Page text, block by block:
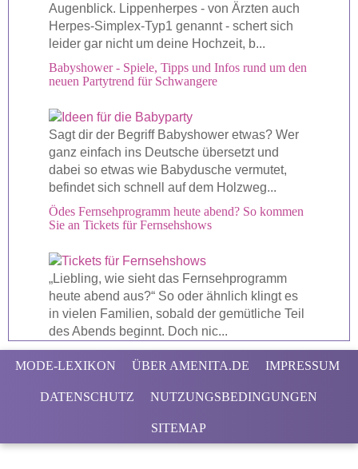
Augenblick. Lippenherpes - von Ärzten auch
Herpes-Simplex-Typ1 genannt - schert sich
leider gar nicht um deine Hochzeit, b...
Babyshower - Spiele, Tipps und Infos rund um den
neuen Partytrend für Schwangere
Sagt dir der Begriff Babyshower etwas? Wer
ganz einfach ins Deutsche übersetzt und
dabei so etwas wie Babydusche vermutet,
befindet sich schnell auf dem Holzweg...
Ödes Fernsehprogramm heute abend? So kommen
Sie an Tickets für Fernsehshows
„Liebling, wie sieht das Fernsehprogramm
heute abend aus?“ So oder ähnlich klingt es
in vielen Familien, sobald der gemütliche Teil
des Abends beginnt. Doch nic...
MODE-LEXIKON ÜBER AMENITA.DE IMPRESSUM
DATENSCHUTZ NUTZUNGSBEDINGUNGEN
SITEMAP